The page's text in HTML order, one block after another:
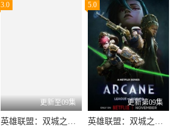
3.0
更新至09集
英雄联盟：双城之战第二季英文
5.0
更新第09集
英雄联盟：双城之战第二季英语